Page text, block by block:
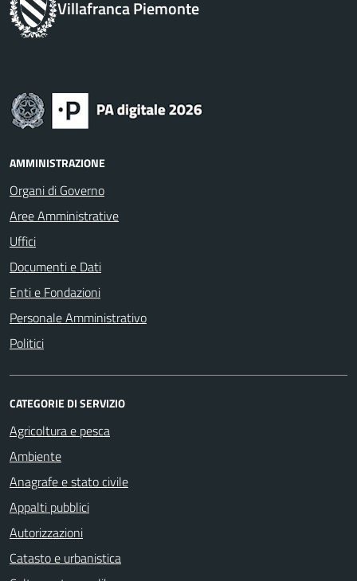
Villafranca Piemonte
AMMINISTRAZIONE
Organi di Governo
Aree Amministrative
Uffici
Documenti e Dati
Enti e Fondazioni
Personale Amministrativo
Politici
CATEGORIE DI SERVIZIO
Agricoltura e pesca
Ambiente
Anagrafe e stato civile
Appalti pubblici
Autorizzazioni
Catasto e urbanistica